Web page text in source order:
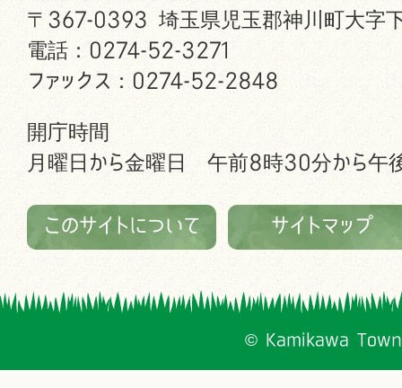
〒367-0393 埼玉県児玉郡神川町大字
電話：0274-52-3271
ファックス：0274-52-2848
開庁時間
月曜日から金曜日 午前8時30分から午
このサイトについて サイトマップ
© Kamikawa Town